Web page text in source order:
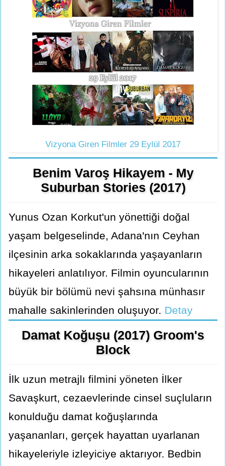
Vizyona Giren Filmler 29 Eylül 2017
Benim Varoş Hikayem - My
Suburban Stories (2017)
Yunus Ozan Korkut'un yönettiği doğal
yaşam belgeselinde, Adana'nın Ceyhan
ilçesinin arka sokaklarında yaşayanların
hikayeleri anlatılıyor. Filmin oyuncularının
büyük bir bölümü nevi şahsına münhasır
mahalle sakinlerinden oluşuyor. Detay
Damat Koğuşu (2017) Groom's
Block
İlk uzun metrajlı filmini yöneten İlker
Savaşkurt, cezaevlerinde cinsel suçluların
konulduğu damat koğuşlarında
yaşananları, gerçek hayattan uyarlanan
hikayeleriyle izleyiciye aktarıyor. Bedbin